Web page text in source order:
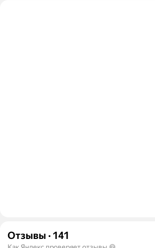
Отзывы · 141